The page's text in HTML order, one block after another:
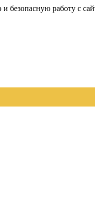
безопасную работу с